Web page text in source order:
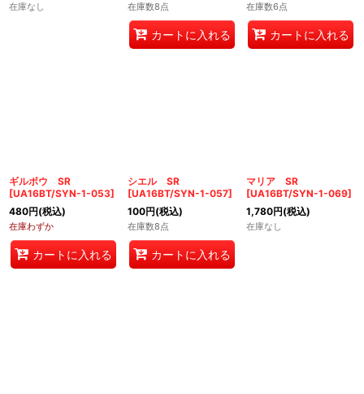
在庫なし 在庫数8点
カートに入れる
在庫数6点
カートに入れる
ギルボウ SR
[UA16BT/SYN-1-053]
480円(税込)
在庫わずか
カートに入れる
シエル SR
[UA16BT/SYN-1-057]
100円(税込)
在庫数8点
カートに入れる
マリア SR
[UA16BT/SYN-1-069]
1,780円(税込)
在庫なし